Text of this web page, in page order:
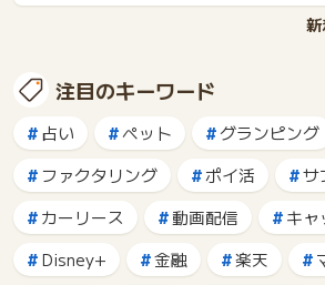
注目のキーワード
占い ペット
グランピング
ファクタリング
ポイ活
サ
カーリース
動画配信
キャ
Disney+
金融 楽天